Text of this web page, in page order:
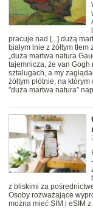
pracuje nad [...] dużą
białym lnie z żółtym
„duża martwa natura
tajemnicza, że van Gogh
sztalugach, a my
żółtym płótnie, na
”duża martwa natura”
z bliskimi za
Osoby rozważające
można mieć SIM i eSIM